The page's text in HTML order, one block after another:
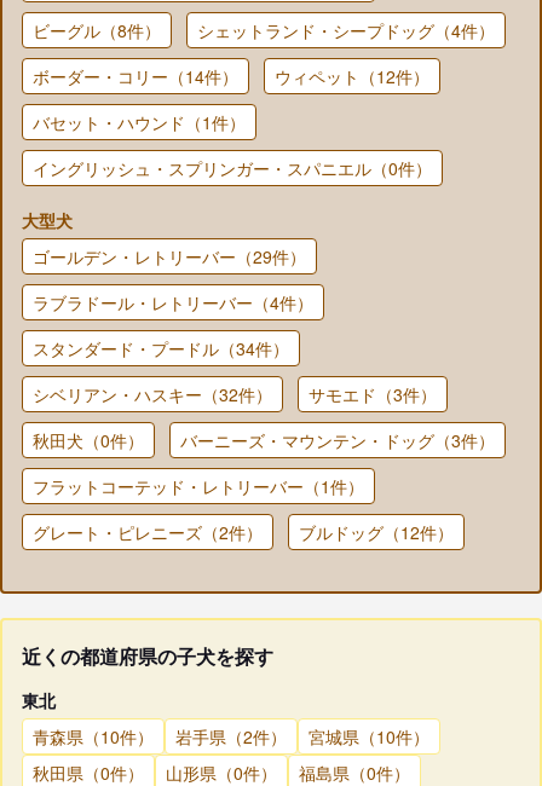
ビーグル（8件）
シェットランド・シープドッグ（4件）
ボーダー・コリー（14件）
ウィペット（12件）
バセット・ハウンド（1件）
イングリッシュ・スプリンガー・スパニエル（0件）
大型犬
ゴールデン・レトリーバー（29件）
ラブラドール・レトリーバー（4件）
スタンダード・プードル（34件）
シベリアン・ハスキー（32件）
サモエド（3件）
秋田犬（0件）
バーニーズ・マウンテン・ドッグ（3件）
フラットコーテッド・レトリーバー（1件）
グレート・ピレニーズ（2件）
ブルドッグ（12件）
近くの都道府県の子犬を探す
東北
青森県（10件）
岩手県（2件）
宮城県（10件）
秋田県（0件）
山形県（0件） 福島県（0件）